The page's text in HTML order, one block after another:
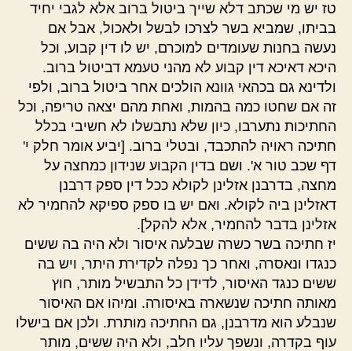
טז יש מי שכתב דלא שייך ביטול ברוב אלא לגבי יחיד
בביתו, שמביא בשר לצרכו לבשל ולאכול, אבל אם
נעשה בחנות שעומדים למוכרם, יש לו דין קבוע, וכל
היכא דאיכא דין קבוע לא מהני טעמא דביטול ברוב.
ולדינא גם בכהאי גוונא הולכים אחר ביטול ברוב, ולפי
זה אם שחטו כמה בהמות, ואחת מהם יצאה טריפה, וכל
החתיכות נתערבו, כיון שלא נתבשלו לא חשיבי בכלל
חתיכה ראויה להתכבד, ובטלי ברוב. [יביע אומר חלק י'
דף שכב טור א'. ושם בדין הקבוע שנידון כמחצה על
מחצה, בדרבנן אזלינן לקולא ככל דין ספק דרבנן
דאזלינן ביה לקולא. ואם יש בו ספק ספיקא להחמיר לא
אזלינן בדבר להחמיר, אלא להקל].
יז חתיכה בשר כשרה שבלעה איסור ולא היה בה ששים
כנגדו ונאסרה, ואחר כך נפלה לקדירת היתר, ויש בה
ששים כנגד האיסור, לדידן כל התבשיל מותר, חוץ
מאותה חתיכה שנשארה באיסורה. ומיהו אם האיסור
שנבלע הוא מדרבנן, גם החתיכה מותרת. ולכן אם בישלו
עוף בקדרה, ונשפך עליו חלב, ולא היה ששים, מותר